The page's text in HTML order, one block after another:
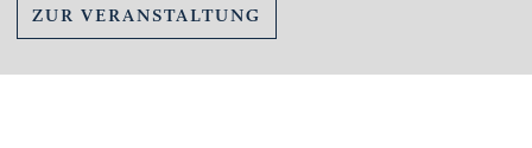
ZUR VERANSTALTUNG